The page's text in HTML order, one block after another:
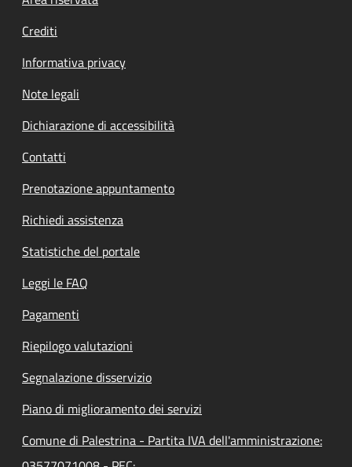
Crediti
Informativa privacy
Note legali
Dichiarazione di accessibilità
Contatti
Prenotazione appuntamento
Richiedi assistenza
Statistiche del portale
Leggi le FAQ
Pagamenti
Riepilogo valutazioni
Segnalazione disservizio
Piano di miglioramento dei servizi
Comune di Palestrina - Partita IVA dell'amministrazione: